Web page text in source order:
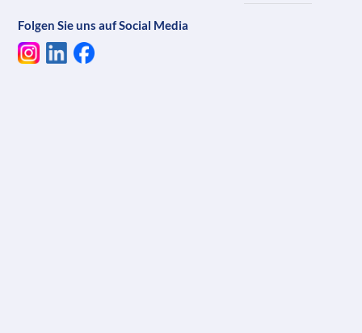
Folgen Sie uns auf Social Media